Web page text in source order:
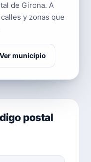
de Girona. A
y zonas que
Ver municipio
postal